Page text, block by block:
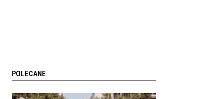
POLECANE